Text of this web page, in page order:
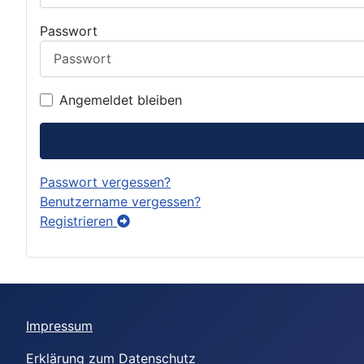
Passwort
Angemeldet bleiben
Passwort vergessen?
Benutzername vergessen?
Registrieren
Impressum
Erklärung zum Datenschutz